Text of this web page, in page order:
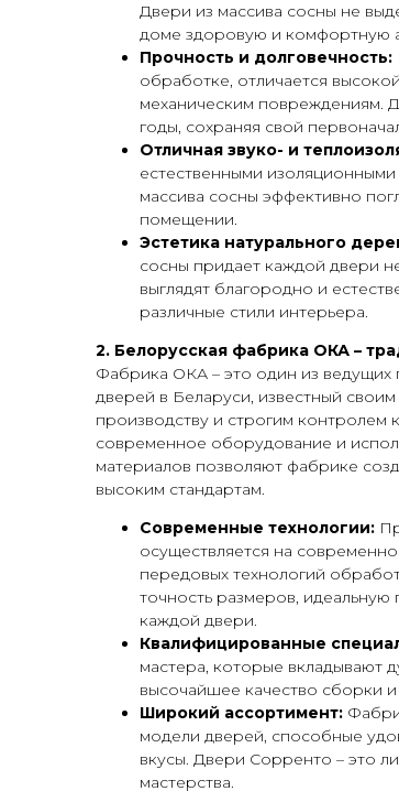
Двери из массива сосны не
доме здоровую и комфортную
Прочность и долговечность:
обработке, отличается
механическим повреждениям.
годы, сохраняя свой
Отличная звуко- и
естественными
массива сосны эффективно
помещении.
Эстетика натурального
сосны придает каждой двери
выглядят благородно и
различные стили интерьера.
2. Белорусская фабрика ОКА –
Фабрика ОКА – это один из
дверей в Беларуси, известный
производству и строгим контролем
современное оборудование и
материалов позволяют фабрике
высоким стандартам.
Современные технологии:
осуществляется на
передовых технологий
точность размеров,
каждой двери.
Квалифицированные
мастера, которые вкладывают
высочайшее качество сборки и
Широкий ассортимент:
модели дверей, способные
вкусы. Двери Сорренто – это
мастерства.